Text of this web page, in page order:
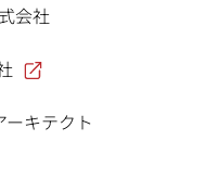
会社
キテクト